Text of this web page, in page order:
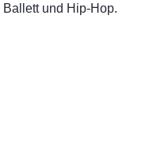
und Hip-Hop.